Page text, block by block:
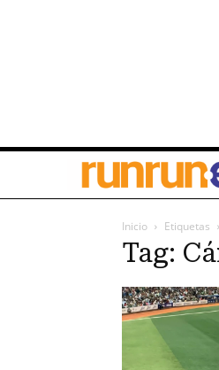
Inicio Etiquetas
Tag: